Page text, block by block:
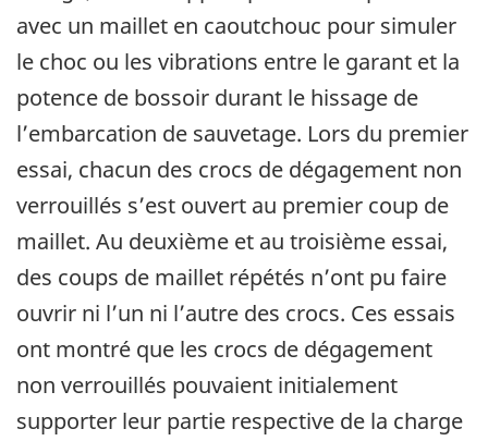
avec un maillet en caoutchouc pour simuler
le choc ou les vibrations entre le garant et la
potence de bossoir durant le hissage de
l’embarcation de sauvetage. Lors du premier
essai, chacun des crocs de dégagement non
verrouillés s’est ouvert au premier coup de
maillet. Au deuxième et au troisième essai,
des coups de maillet répétés n’ont pu faire
ouvrir ni l’un ni l’autre des crocs. Ces essais
ont montré que les crocs de dégagement
non verrouillés pouvaient initialement
supporter leur partie respective de la charge